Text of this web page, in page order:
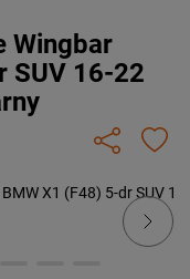
Wingbar
SUV 16-22
Next